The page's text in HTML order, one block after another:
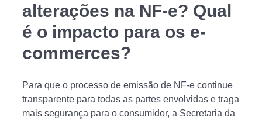
alterações na NF-e? Qual
é o impacto para os e-
commerces?
Para que o processo de emissão de NF-e continue
transparente para todas as partes envolvidas e traga
mais segurança para o consumidor, a Secretaria da